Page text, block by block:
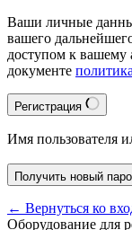
Ваши личные
вашего
доступом к вашему
документе
Регистрация
Имя пользователя
Получить новый
← Вернуться ко
Оборудование для